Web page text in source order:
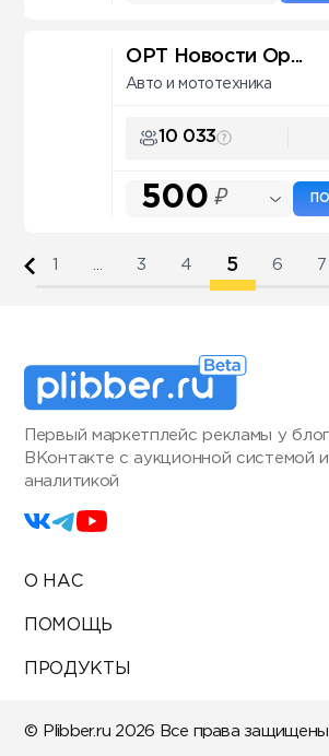
ОРТ Новости Ор...
Авто и мототехника
10 033
500 ₽
3 4 5 6 7
Первый маркетплейс рекламы у
ВКонтакте с аукционной системой
аналитикой
О НАС
ПОМОЩЬ
ПРОДУКТЫ
© Plibber.ru 2026 Все права защищены